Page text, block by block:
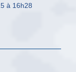
2015 à 16h28